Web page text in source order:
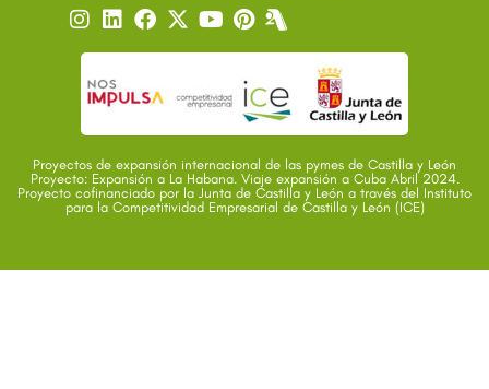
Proyectos de expansión internacional de las pymes de Castilla y León
Proyecto: Expansión a La Habana. Viaje expansión a Cuba Abril 2024.
Proyecto cofinanciado por la Junta de Castilla y León a través del Instituto
para la Competitividad Empresarial de Castilla y León (ICE)